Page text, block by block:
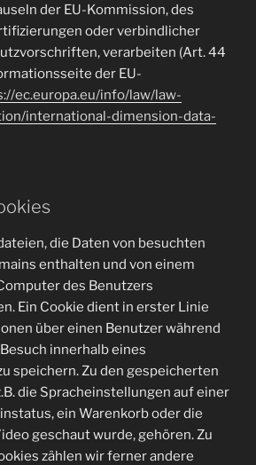
der EU-Kommission, des
oder verbindlicher
verarbeiten (Art. 44
der EU-
ec.europa.eu/info/law/law-
international-dimension-data-
die Daten von besuchten
enthalten und von einem
des Benutzers
Ein Cookie dient in erster Linie
über einen Benutzer während
innerhalb eines
speichern. Zu den gespeicherten
die Spracheinstellungen auf einer
ein Warenkorb oder die
geschaut wurde, gehören. Zu
zählen wir ferner andere